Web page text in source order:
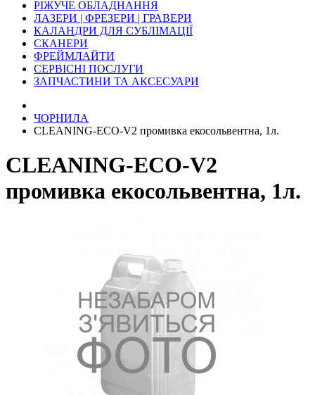
РІЖУЧЕ ОБЛАДНАННЯ
ЛАЗЕРИ | ФРЕЗЕРИ | ГРАВЕРИ
КАЛАНДРИ ДЛЯ СУБЛІМАЦІЇ
СКАНЕРИ
ФРЕЙМЛАЙТИ
СЕРВІСНІ ПОСЛУГИ
ЗАПЧАСТИНИ ТА АКСЕСУАРИ
ЧОРНИЛА
CLEANING-ECO-V2 промивка екосольвентна, 1л.
CLEANING-ECO-V2
промивка екосольвентна, 1л.